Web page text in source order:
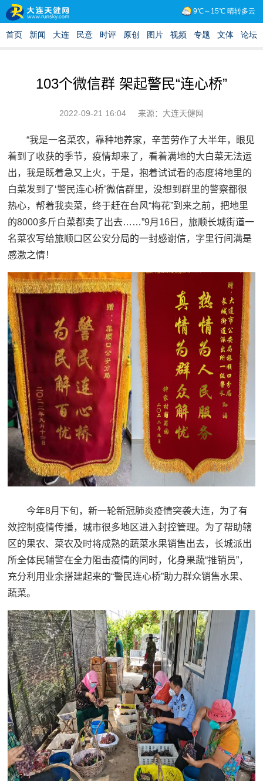
103个微信群 架起警民“连心桥”
2022-09-21 16:04 来源：大连天健网
“我是一名菜农，靠种地养家，辛苦劳作了大半年，眼见
着到了收获的季节，疫情却来了，看着满地的大白菜无法运
出，我是既着急又上火，于是，抱着试试看的态度将地里的
白菜发到了‘警民连心桥’微信群里，没想到群里的警察都很
热心，帮着我卖菜，终于赶在台风“梅花”到来之前，把地里
的8000多斤白菜都卖了出去……”9月16日，旅顺长城街道一
名菜农写给旅顺口区公安分局的一封感谢信，字里行间满是
感激之情！
今年8月下旬，新一轮新冠肺炎疫情突袭大连，为了有
效控制疫情传播，城市很多地区进入封控管理。为了帮助辖
区的果农、菜农及时将成熟的蔬菜水果销售出去，长城派出
所全体民辅警在全力阻击疫情的同时，化身果蔬“推销员”，
充分利用业余搭建起来的“警民连心桥”助力群众销售水果、
蔬菜。